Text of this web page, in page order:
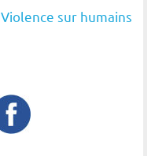
Violence sur humains